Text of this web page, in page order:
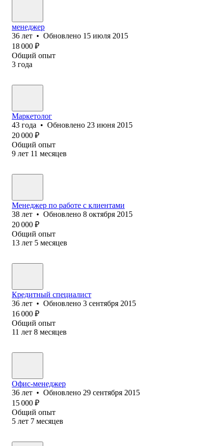
менеджер
36 лет • Обновлено 15 июля 2015
18 000 ₽
Общий опыт
3 года
Маркетолог
43 года • Обновлено 23 июня 2015
20 000 ₽
Общий опыт
9 лет 11 месяцев
Менеджер по работе с клиентами
38 лет • Обновлено 8 октября 2015
20 000 ₽
Общий опыт
13 лет 5 месяцев
Кредитный специалист
36 лет • Обновлено 3 сентября 2015
16 000 ₽
Общий опыт
11 лет 8 месяцев
Офис-менеджер
36 лет • Обновлено 29 сентября 2015
15 000 ₽
Общий опыт
5 лет 7 месяцев